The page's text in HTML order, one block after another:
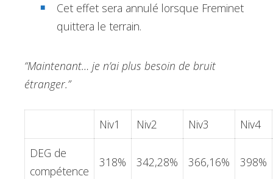
Cet effet sera annulé lorsque Freminet
quittera le terrain.
“Maintenant… je n’ai plus besoin de bruit
étranger.”
Niv1 Niv2 Niv3
Niv4
DEG de
compétence
318% 342,28% 366,16% 398%